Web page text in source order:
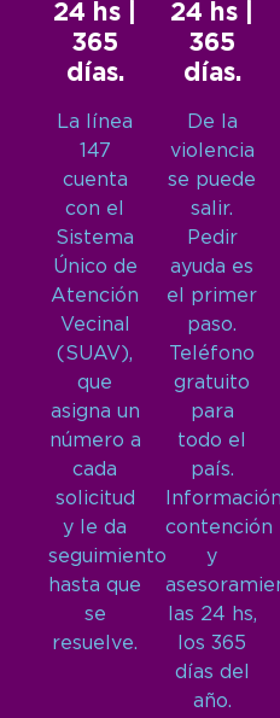
24 hs |
365
días.
La línea
147
cuenta
con el
Sistema
Único de
Atención
Vecinal
(SUAV),
que
asigna un
número a
cada
solicitud
y le da
seguimiento
hasta que
se
resuelve.
24 hs |
365
días.
De la
violencia
se puede
salir.
Pedir
ayuda es
el primer
paso.
Teléfono
gratuito
para
todo el
país.
contención
y
las 24 hs,
los 365
días del
año.